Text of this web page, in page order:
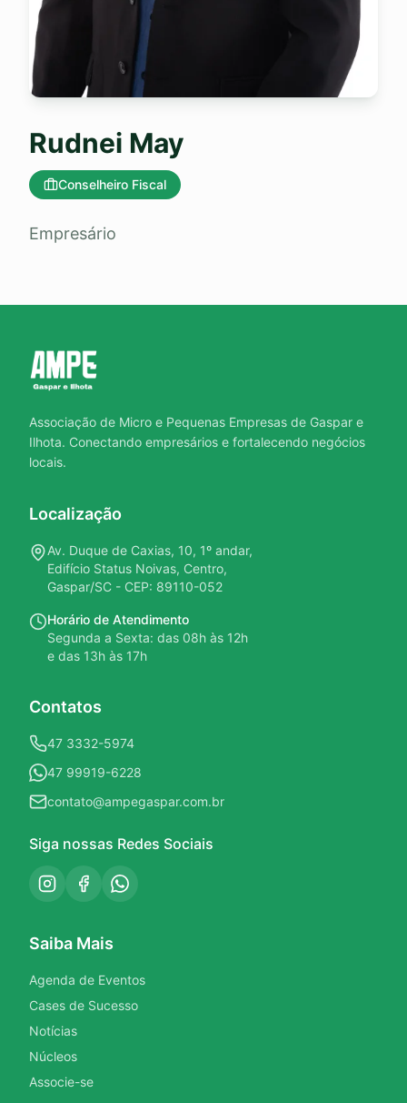
Rudnei May
Conselheiro Fiscal
Empresário
Associação de Micro e Pequenas Empresas de Gaspar e
Ilhota. Conectando empresários e fortalecendo negócios
locais.
Localização
Av. Duque de Caxias, 10, 1º andar,
Edifício Status Noivas, Centro,
Gaspar/SC - CEP: 89110-052
Horário de Atendimento
Segunda a Sexta: das 08h às 12h
e das 13h às 17h
Contatos
47 3332-5974
47 99919-6228
contato@ampegaspar.com.br
Siga nossas Redes Sociais
Saiba Mais
Agenda de Eventos
Cases de Sucesso
Notícias
Núcleos
Associe-se